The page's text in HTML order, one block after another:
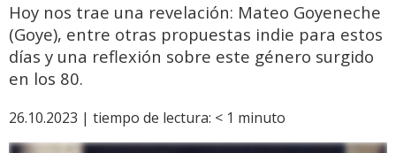
Hoy nos trae una revelación: Mateo Goyeneche
(Goye), entre otras propuestas indie para estos
días y una reflexión sobre este género surgido
en los 80.
26.10.2023 | tiempo de lectura: < 1 minuto